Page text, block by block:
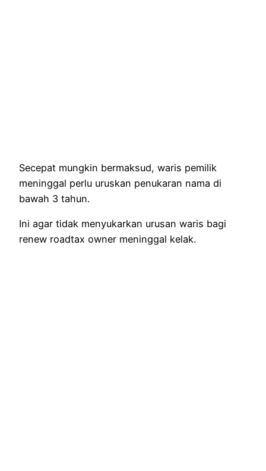
Secepat mungkin bermaksud, waris pemilik
meninggal perlu uruskan penukaran nama di
bawah 3 tahun.
Ini agar tidak menyukarkan urusan waris bagi
renew roadtax owner meninggal kelak.